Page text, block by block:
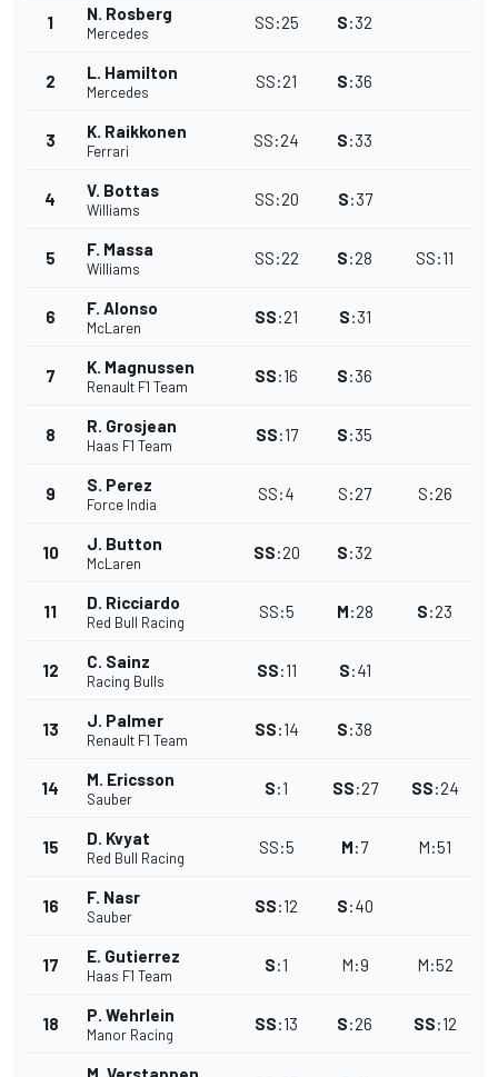
1 N. Rosberg
Mercedes
SS:25 S:32
2 L. Hamilton
Mercedes
SS:21 S:36
3 K. Raikkonen
Ferrari
SS:24 S:33
4 V. Bottas
Williams
SS:20 S:37
5 F. Massa
Williams
SS:22 S:28 SS:11
6 F. Alonso
McLaren
SS:21 S:31
7 K. Magnussen
Renault F1 Team
SS:16 S:36
8 R. Grosjean
Haas F1 Team
SS:17 S:35
9 S. Perez
Force India
SS:4 S:27 S:26
10 J. Button
McLaren
SS:20 S:32
11 D. Ricciardo
Red Bull Racing
SS:5 M:28 S:23
12 C. Sainz
Racing Bulls
SS:11 S:41
13 J. Palmer
Renault F1 Team
SS:14 S:38
14 M. Ericsson
Sauber
S:1 SS:27 SS:24
15 D. Kvyat
Red Bull Racing
SS:5 M:7 M:51
16 F. Nasr
Sauber
SS:12 S:40
17 E. Gutierrez
Haas F1 Team
S:1 M:9 M:52
18 P. Wehrlein
Manor Racing
SS:13 S:26 SS:12